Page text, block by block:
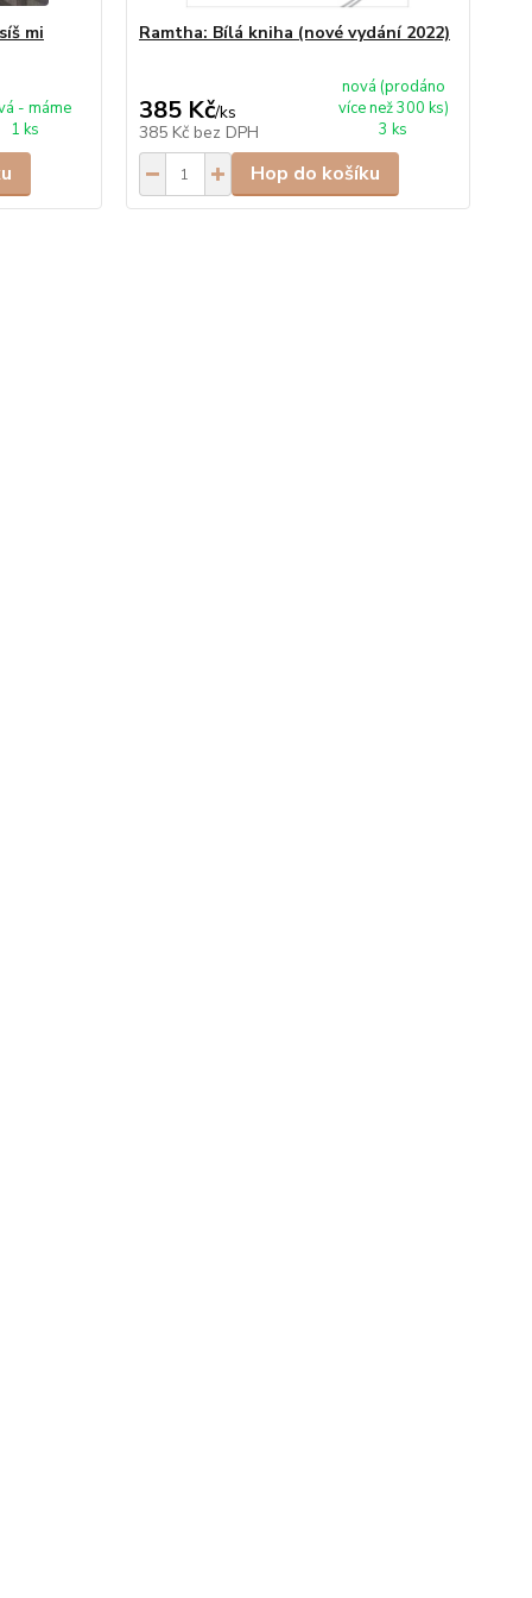
mi
- máme
1 ks
Ramtha: Bílá kniha (nové vydání 2022)
385 Kč/ks
385 Kč bez DPH
nová (prodáno
více než 300 ks)
3 ks
Hop do košíku